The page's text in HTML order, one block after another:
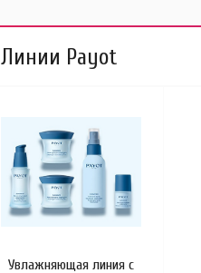
Линии Payot
Увлажняющая линия с